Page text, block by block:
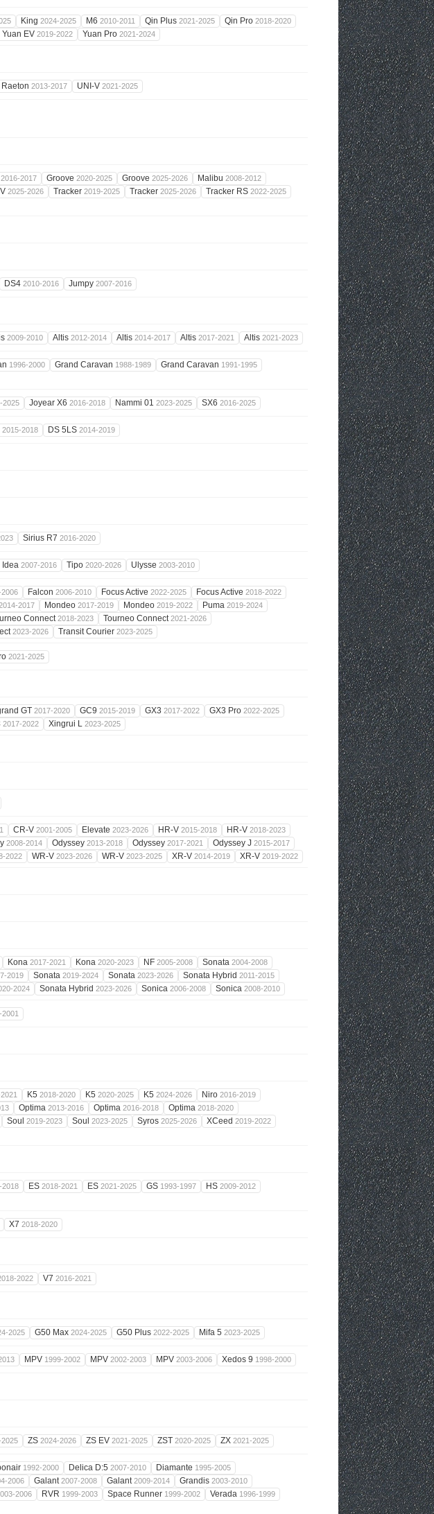
King 2024-2025 M6 2010-2011 Qin Plus 2021-2025 Qin Pro 2018-2020
Yuan EV 2019-2022 Yuan Pro 2021-2024
Raeton 2013-2017 UNI-V 2021-2025
2016-2017 Groove 2020-2025 Groove 2025-2026 Malibu 2008-2012
2025-2026 Tracker 2019-2025 Tracker 2025-2026 Tracker RS 2022-2025
DS4 2010-2016 Jumpy 2007-2016
2009-2010 Altis 2012-2014 Altis 2014-2017 Altis 2017-2021 Altis 2021-2023
1996-2000 Grand Caravan 1988-1989 Grand Caravan 1991-1995
2025 Joyear X6 2016-2018 Nammi 01 2023-2025 SX6 2016-2025
2015-2018 DS 5LS 2014-2019
Sirius R7 2016-2020
Idea 2007-2016 Tipo 2020-2026 Ulysse 2003-2010
Falcon 2006-2010 Focus Active 2022-2025 Focus Active 2018-2022
2017 Mondeo 2017-2019 Mondeo 2019-2022 Puma 2019-2024
Connect2018-2023 Tourneo Connect2021-2026
2023-2026 Transit Courier 2023-2025
2021-2025
GT 2017-2020 GC9 2015-2019 GX3 2017-2022 GX3 Pro 2022-2025
2017-2022 Xingrui L 2023-2025
CR-V 2001-2005 Elevate 2023-2026 HR-V 2015-2018 HR-V 2018-2023
2008-2014 Odyssey 2013-2018 Odyssey 2017-2021 Odyssey J 2015-2017
2022 WR-V 2023-2026 WR-V 2023-2025 XR-V 2014-2019 XR-V 2019-2022
Kona 2017-2021 Kona 2020-2023 NF 2005-2008 Sonata 2004-2008
2019 Sonata 2019-2024 Sonata 2023-2026 Sonata Hybrid 2011-2015
2024 Sonata Hybrid 2023-2026 Sonica 2006-2008 Sonica 2008-2010
2001
K5 2018-2020 K5 2020-2025 K5 2024-2026 Niro 2016-2019
Optima 2013-2016 Optima 2016-2018 Optima 2018-2020
Soul 2019-2023 Soul 2023-2025 Syros 2025-2026 XCeed 2019-2022
2018 ES 2018-2021 ES 2021-2025 GS 1993-1997 HS 2009-2012
X7 2018-2020
2022 V7 2016-2021
2025 G50 Max 2024-2025 G50 Plus 2022-2025 Mifa 5 2023-2025
MPV 1999-2002 MPV 2002-2003 MPV 2003-2006 Xedos 9 1998-2000
ZS 2024-2026 ZS EV 2021-2025 ZST 2020-2025 ZX 2021-2025
1992-2000 Delica D:5 2007-2010 Diamante 1995-2005
2006 Galant2007-2008 Galant2009-2014 Grandis 2003-2010
2006 RVR 1999-2003 Space Runner 1999-2002 Verada 1996-1999